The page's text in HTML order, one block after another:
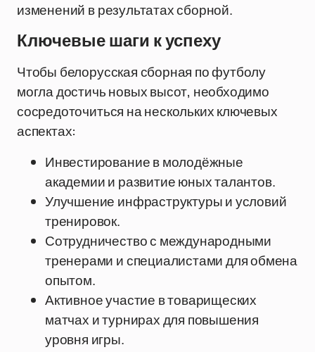
изменений в результатах сборной.
Ключевые шаги к успеху
Чтобы белорусская сборная по футболу
могла достичь новых высот, необходимо
сосредоточиться на нескольких ключевых
аспектах:
Инвестирование в молодёжные
академии и развитие юных талантов.
Улучшение инфраструктуры и условий
тренировок.
Сотрудничество с международными
тренерами и специалистами для обмена
опытом.
Активное участие в товарищеских
матчах и турнирах для повышения
уровня игры.